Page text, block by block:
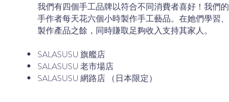
我們有四個手工品牌以符合不同消費者喜好！我們的
手作者每天花六個小時製作手工藝品。在她們學習、
製作產品之餘，同時賺取足夠收入支持其家人。
SALASUSU 旗艦店
SALASUSU 老市場店
SALASUSU 網路店 （日本限定）